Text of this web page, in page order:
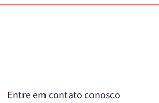
Entre em contato conosco